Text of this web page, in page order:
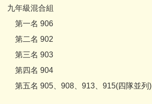
九年級混合組
第一名 906
第二名 902
第三名 903
第四名 904
第五名 905、908、913、915(四隊並列)